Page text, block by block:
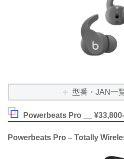
型番・JAN一
Powerbeats Pro __
Powerbeats Pro – Totally